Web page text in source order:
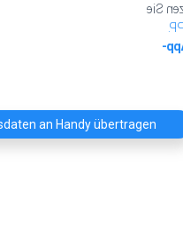
und
an Handy übertragen